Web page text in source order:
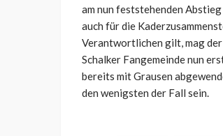
am nun feststehenden
auch für die
Verantwortlichen gilt, mag
Schalker Fangemeinde nun
bereits mit Grausen
den wenigsten der Fall sein.